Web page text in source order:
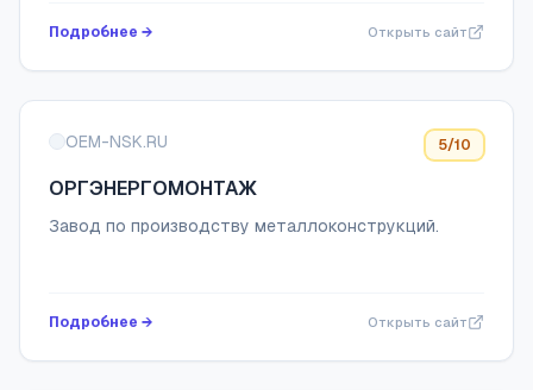
Подробнее → Открыть сайт
OEM-NSK.RU 5/10
ОРГЭНЕРГОМОНТАЖ
Завод по производству металлоконструкций.
Подробнее → Открыть сайт